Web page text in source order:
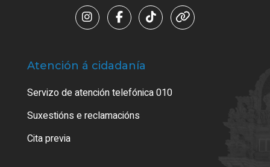
Atención á cidadanía
Servizo de atención telefónica 010
Suxestións e reclamacións
Cita previa